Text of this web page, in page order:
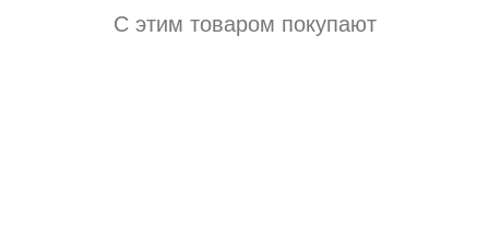
С этим товаром покупают